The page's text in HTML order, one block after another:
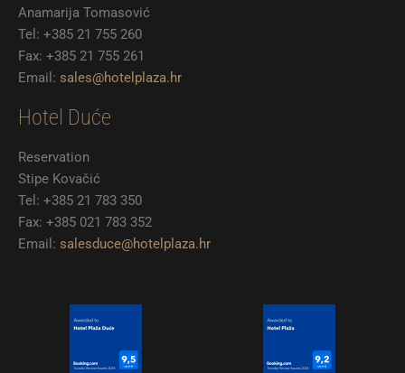
Anamarija Tomasović
Tel: +385 21 755 260
Fax: +385 21 755 261
Email: sales@hotelplaza.hr
Hotel Duće
Reservation
Stipe Kovačić
Tel: +385 21 783 350
Fax: +385 021 783 352
Email: salesduce@hotelplaza.hr